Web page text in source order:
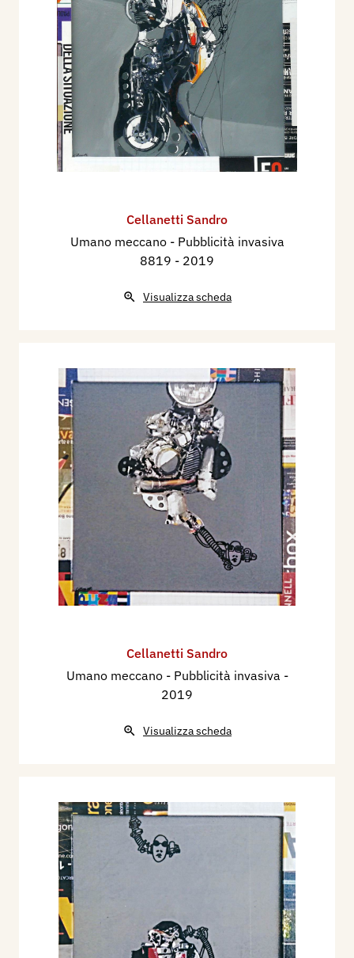
Cellanetti Sandro
Umano meccano - Pubblicità invasiva
8819 - 2019
Visualizza scheda
Cellanetti Sandro
Umano meccano - Pubblicità invasiva -
2019
Visualizza scheda